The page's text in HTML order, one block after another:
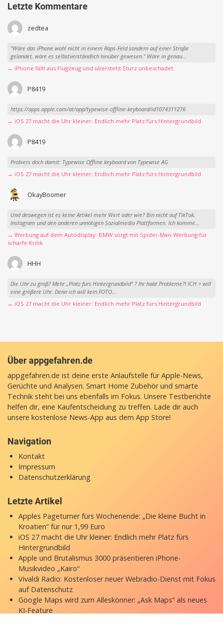
Letzte Kommentare
zedtea
"Wäre das iPhone wohl nicht in einem Raps-Feld sondern auf einer Straße
gelandet, wäre es selbstverständlich hinüber gewesen." Wäre in genau...
→ iPhone fällt aus Flugzeug und übersteht Sturz unbeschadet
P8419
https://apps.apple.com/at/app/typewise-offline-keyboard/id1074311276
→ iOS 27 macht die Uhr kleiner: Endlich mehr Platz fürs Hintergrundbild
P8419
Probiers doch damit: Typewise Offline keyboard von Typewise AG
→ iOS 27 macht die Uhr kleiner: Endlich mehr Platz fürs Hintergrundbild
OkayBoomer
Und deswegen ist es keine Artikel mehr Wert oder wie? Bin nicht auf TikTok,
Instagram und den anderen unnötigen Sozialmedia Plattformen. Ich komme...
→ Werbung auf dem Autodisplay: BMW sorgt mit Spider-Man-Werbung für
scharfe Kritik
HHH
Die Uhr zu groß? Mehr „Platz fürs Hintergrundbild“ ? Ihr habt Probleme?! ICH > will
eine größere Uhr. Denn ich will kein FOTO...
→ iOS 27 macht die Uhr kleiner: Endlich mehr Platz fürs Hintergrundbild
Über appgefahren.de
appgefahren.de ist deine erste Anlaufstelle für Apple-News,
Gerüchte und Analysen. Smart Home Zubehör und smarte
Technik steht bei uns ebenfalls im Fokus. Unsere Testberichte
helfen dir, eine Kaufentscheidung zu treffen. Lade dir auch
unsere kostenlose News-App aus dem App Store!
Navigation
Kontakt
Impressum
Datenschutzerklärung
Letzte Artikel
Apples Pageturner fürs Wochenende: „Die kleine Bucht in
Kroatien“ für nur 1,99 Euro
iOS 27 macht die Uhr kleiner: Endlich mehr Platz fürs
Hintergrundbild
Apple und Brutalismus 3000 präsentieren iPhone-
Musikvideo „Kairo“
Vivaldi Radio: Kostenloser neuer Webradio-Dienst mit Fokus
auf Datenschutz
Google Maps wird zum Alleskönner: „Ask Maps“ als neues
KI-Feature